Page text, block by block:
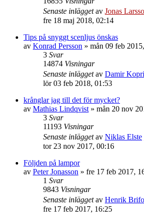
Senaste inläggetav Jonas
fre 18 maj 2018, 02:14
Tips på snyggt scenljus önskas
av Konrad Persson » mån 09 feb
3 Svar
14874 Visningar
Senaste inläggetav Damir
lör 03 feb 2018, 01:53
krånglar jag till det för mycket?
av Mathias Lindqvist » mån 20 nov
3 Svar
11193 Visningar
Senaste inläggetav Niklas Elste
tor 23 nov 2017, 00:16
Följden på lampor
av Peter Jonasson » fre 17 feb 2017,
1 Svar
9843 Visningar
Senaste inläggetav Henrik
fre 17 feb 2017, 16:25